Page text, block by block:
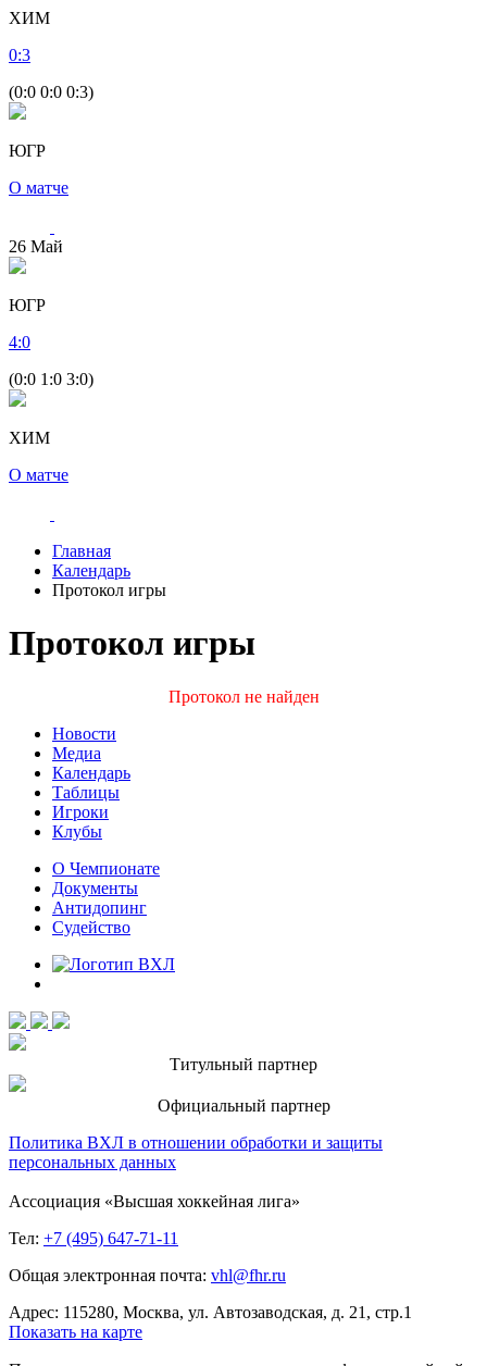
ХИМ
0:3
(0:0 0:0 0:3)
ЮГР
О матче
26 Май
ЮГР
4:0
(0:0 1:0 3:0)
ХИМ
О матче
Главная
Календарь
Протокол игры
Протокол игры
Протокол не найден
Новости
Медиа
Календарь
Таблицы
Игроки
Клубы
О Чемпионате
Документы
Антидопинг
Судейство
Титульный партнер
Официальный партнер
Политика ВХЛ в отношении обработки и защиты
персональных данных
Ассоциация «Высшая хоккейная лига»
Тел: +7 (495) 647-71-11
Общая электронная почта: vhl@fhr.ru
Адрес: 115280, Москва, ул. Автозаводская, д. 21, стр.1
Показать на карте